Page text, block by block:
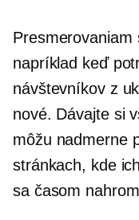
Presmerovaniam
napríklad keď
návštevníkov z
nové. Dávajte si
môžu nadmerne
stránkach, kde
sa časom